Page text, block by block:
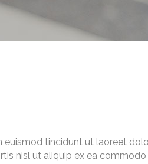
tincidunt ut laoreet
nisl ut aliquip ex ea